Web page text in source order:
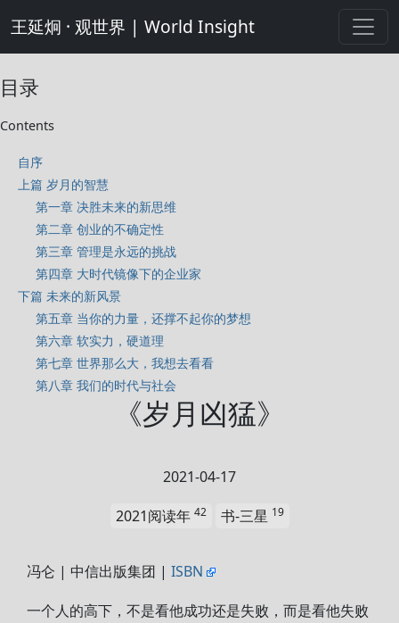
王延炯 · 观世界 | World Insight
目录
Contents
自序
上篇 岁月的智慧
第一章 决胜未来的新思维
第二章 创业的不确定性
第三章 管理是永远的挑战
第四章 大时代镜像下的企业家
下篇 未来的新风景
第五章 当你的力量，还撑不起你的梦想
第六章 软实力，硬道理
第七章 世界那么大，我想去看看
第八章 我们的时代与社会
《岁月凶猛》
2021-04-17
2021阅读年 42 书-三星 19
冯仑 | 中信出版集团 | ISBN
一个人的高下，不是看他成功还是失败，而是看他失败